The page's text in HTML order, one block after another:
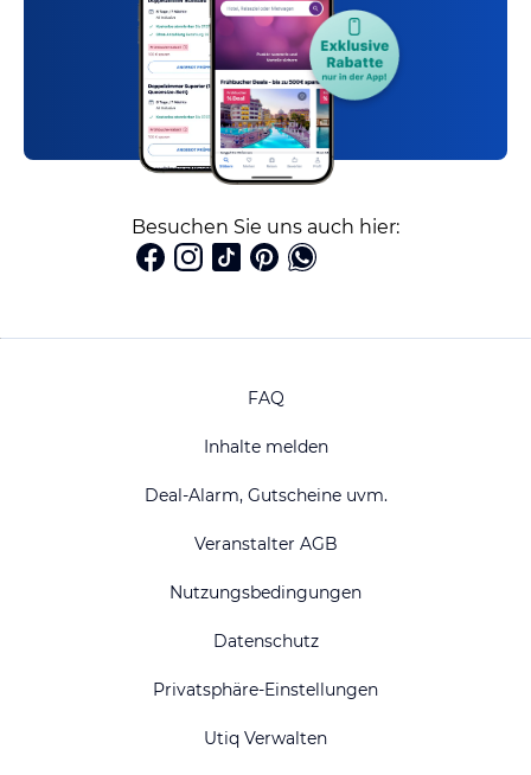
Besuchen Sie uns auch hier:
FAQ
Inhalte melden
Deal-Alarm, Gutscheine uvm.
Veranstalter AGB
Nutzungsbedingungen
Datenschutz
Privatsphäre-Einstellungen
Utiq Verwalten